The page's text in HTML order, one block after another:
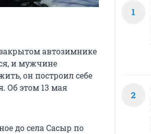
автозимнике
и мужчине
он построил себе
Об этом 13 мая
до села Сасыр по
1
2